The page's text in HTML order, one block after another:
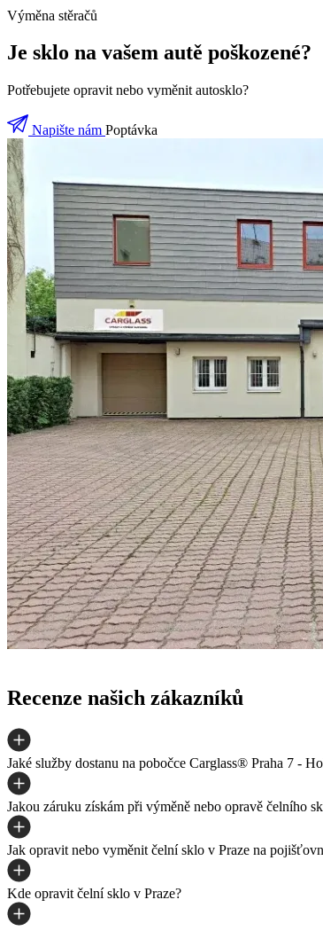
Výměna stěračů
Je sklo na vašem autě poškozené?
Potřebujete opravit nebo vyměnit autosklo?
Napište nám Poptávka
Recenze našich zákazníků
Jaké služby dostanu na pobočce Carglass® Praha 7 -
Jakou záruku získám při výměně nebo opravě čelního
Jak opravit nebo vyměnit čelní sklo v Praze na
Kde opravit čelní sklo v Praze?